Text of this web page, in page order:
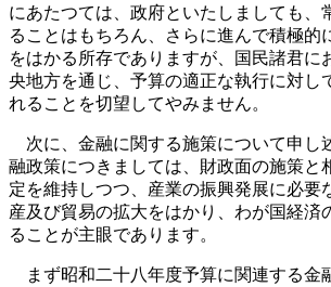
にあたつては、政府といたしましても、
ることはもちろん、さらに進んで積極的
をはかる所存でありますが、国民諸君に
央地方を通じ、予算の適正な執行に対し
れることを切望してやみません。
次に、金融に関する施策について申し
融政策につきましては、財政面の施策と
定を維持しつつ、産業の振興発展に必要
産及び貿易の拡大をはかり、わが国経済
ることが主眼であります。
まず昭和二十八年度予算に関連する金